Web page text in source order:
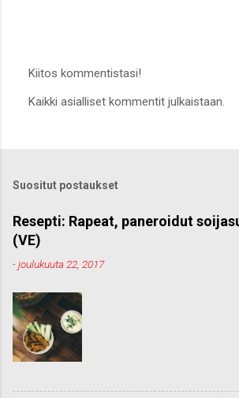
ä
o
m
e
n
t
Kiitos kommentistasi!
Kaikki asialliset kommentit julkaistaan.
Suositut postaukset
Resepti: Rapeat, paneroidut
(VE)
-joulukuuta 22, 2017